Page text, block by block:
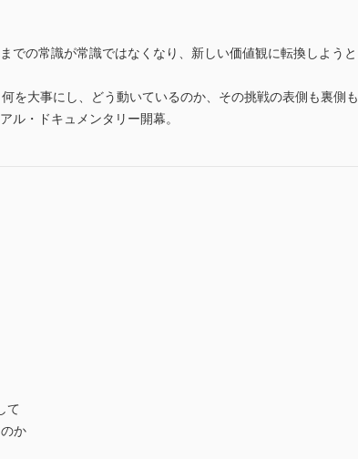
での常識が常識ではなくなり、新しい価値観に転換しようと
を⼤事にし、どう動いているのか、その挑戦の表側も裏側も
ル・ドキュメンタリー開幕。
て
か